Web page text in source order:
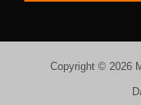
Copyright © 2026